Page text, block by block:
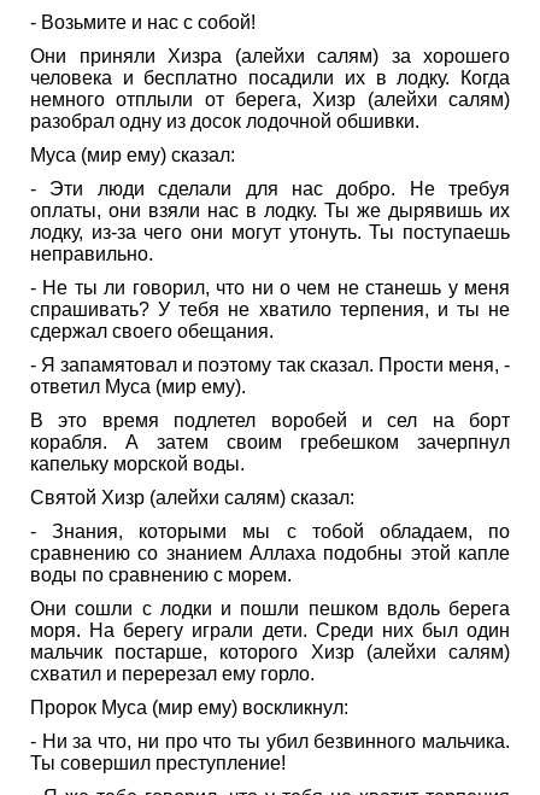
- Возьмите и нас с собой!
Они приняли Хизра (алейхи салям) за хорошего
человека и бесплатно посадили их в лодку. Когда
немного отплыли от берега, Хизр (алейхи салям)
разобрал одну из досок лодочной обшивки.
Муса (мир ему) сказал:
- Эти люди сделали для нас добро. Не требуя
оплаты, они взяли нас в лодку. Ты же дырявишь их
лодку, из-за чего они могут утонуть. Ты поступаешь
неправильно.
- Не ты ли говорил, что ни о чем не станешь у меня
спрашивать? У тебя не хватило терпения, и ты не
сдержал своего обещания.
- Я запамятовал и поэтому так сказал. Прости меня, -
ответил Муса (мир ему).
В это время подлетел воробей и сел на борт
корабля. А затем своим гребешком зачерпнул
капельку морской воды.
Святой Хизр (алейхи салям) сказал:
- Знания, которыми мы с тобой обладаем, по
сравнению со знанием Аллаха подобны этой капле
воды по сравнению с морем.
Они сошли с лодки и пошли пешком вдоль берега
моря. На берегу играли дети. Среди них был один
мальчик постарше, которого Хизр (алейхи салям)
схватил и перерезал ему горло.
Пророк Муса (мир ему) воскликнул:
- Ни за что, ни про что ты убил безвинного мальчика.
Ты совершил преступление!